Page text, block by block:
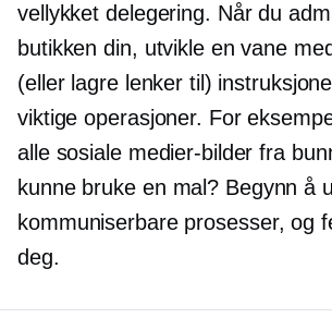
vellykket delegering. Når du
butikken din, utvikle en vane
(eller lagre lenker til)
viktige operasjoner. For
alle sosiale medier-bilder fra
kunne bruke en mal? Begynn å
kommuniserbare prosesser, og
deg.